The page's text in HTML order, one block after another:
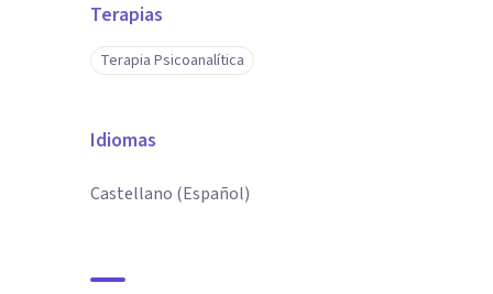
Terapias
Terapia Psicoanalítica
Idiomas
Castellano (Español)